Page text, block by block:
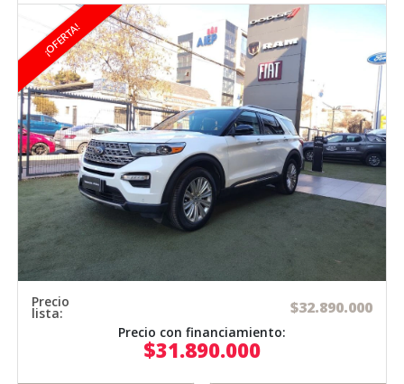
¡OFERTA!
Precio
lista: $32.890.000
Precio con financiamiento:
$31.890.000